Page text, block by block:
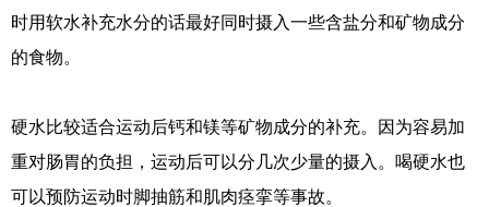
时用软水补充水分的话最好同时摄入一些含盐分和矿物成分
的食物。
硬水比较适合运动后钙和镁等矿物成分的补充。因为容易加
重对肠胃的负担，运动后可以分几次少量的摄入。喝硬水也
可以预防运动时脚抽筋和肌肉痉挛等事故。